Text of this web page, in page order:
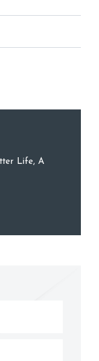
Life, A